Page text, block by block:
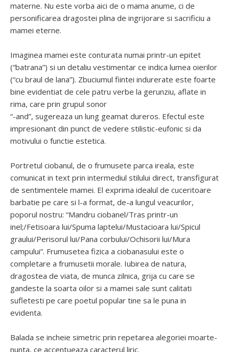
materne. Nu este vorba aici de o mama anume, ci de
personificarea dragostei plina de ingrijorare si sacrificiu a
mamei eterne.
Imaginea mamei este conturata numai printr-un epitet
(“batrana”) si un detaliu vestimentar ce indica lumea oierilor
(“cu braul de lana”). Zbuciumul fiintei indurerate este foarte
bine evidentiat de cele patru verbe la gerunziu, aflate in
rima, care prin grupul sonor
“-and”, sugereaza un lung geamat dureros. Efectul este
impresionant din punct de vedere stilistic-eufonic si da
motivului o functie estetica.
Portretul ciobanul, de o frumusete parca ireala, este
comunicat in text prin intermediul stilului direct, transfigurat
de sentimentele mamei. El exprima idealul de cuceritoare
barbatie pe care si l-a format, de-a lungul veacurilor,
poporul nostru: “Mandru ciobanel/Tras printr-un
inel;/Fetisoara lui/Spuma laptelui/Mustacioara lui/Spicul
graului/Perisorul lui/Pana corbului/Ochisorii lui/Mura
campului”. Frumusetea fizica a ciobanasului este o
completare a frumusetii morale. Iubirea de natura,
dragostea de viata, de munca zilnica, grija cu care se
gandeste la soarta oilor si a mamei sale sunt calitati
sufletesti pe care poetul popular tine sa le puna in
evidenta.
Balada se incheie simetric prin repetarea alegoriei moarte-
nunta, ce accentueaza caracterul liric.